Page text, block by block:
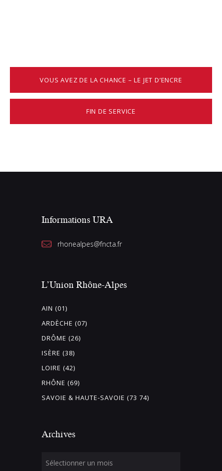
VOUS AVEZ DE LA CHANCE – LE JET D’ENCRE
FIN DE SERVICE
Informations URA
rhonealpes@fncta.fr
L’Union Rhône-Alpes
AIN (01)
ARDÈCHE (07)
DRÔME (26)
ISÈRE (38)
LOIRE (42)
RHÔNE (69)
SAVOIE & HAUTE-SAVOIE (73 74)
Archives